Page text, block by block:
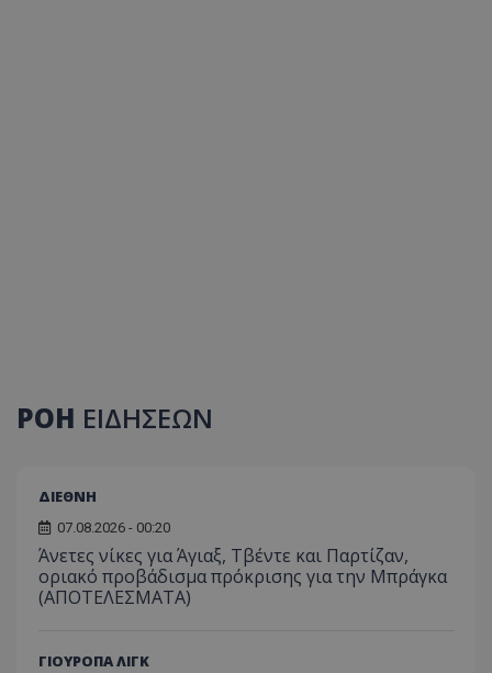
ΡΟΗ ΕΙΔΗΣΕΩΝ
ΔΙΕΘΝΗ
07.08.2026 - 00:20
Άνετες νίκες για Άγιαξ, Τβέντε και Παρτίζαν,
οριακό προβάδισμα πρόκρισης για την Μπράγκα
(ΑΠΟΤΕΛΕΣΜΑΤΑ)
ΓΙΟΥΡΟΠΑ ΛΙΓΚ